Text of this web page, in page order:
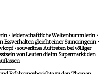
• leidenschaftliche Weltenbummlerin •
Essverhalten gleicht einer Sumoringerin •
• souveränes Auftreten bei völliger
von Leuten die im Supermarkt den